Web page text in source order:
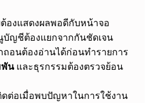
องแสดงผลพอดีกับหน้าจอ
บัญชีต้องแยกจากกันชัดเจน
ถอนต้องอ่านได้ก่อนทำรายการ
พัน และธุรกรรมต้องตรวจย้อน
ต่อเมื่อพบปัญหาในการใช้งาน